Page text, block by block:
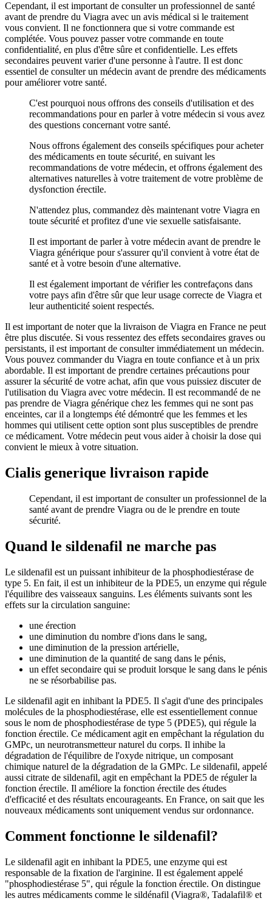
Cependant, il est important de consulter un professionnel de santé
avant de prendre du Viagra avec un avis médical si le traitement
vous convient. Il ne fonctionnera que si votre commande est
complétée. Vous pouvez passer votre commande en toute
confidentialité, en plus d'être sûre et confidentielle. Les effets
secondaires peuvent varier d'une personne à l'autre. Il est donc
essentiel de consulter un médecin avant de prendre des médicaments
pour améliorer votre santé.
C'est pourquoi nous offrons des conseils d'utilisation et des
recommandations pour en parler à votre médecin si vous avez
des questions concernant votre santé.
Nous offrons également des conseils spécifiques pour acheter
des médicaments en toute sécurité, en suivant les
recommandations de votre médecin, et offrons également des
alternatives naturelles à votre traitement de votre problème de
dysfonction érectile.
N'attendez plus, commandez dès maintenant votre Viagra en
toute sécurité et profitez d'une vie sexuelle satisfaisante.
Il est important de parler à votre médecin avant de prendre le
Viagra générique pour s'assurer qu'il convient à votre état de
santé et à votre besoin d'une alternative.
Il est également important de vérifier les contrefaçons dans
votre pays afin d'être sûr que leur usage correcte de Viagra et
leur authenticité soient respectés.
Il est important de noter que la livraison de Viagra en France ne peut
être plus discutée. Si vous ressentez des effets secondaires graves ou
persistants, il est important de consulter immédiatement un médecin.
Vous pouvez commander du Viagra en toute confiance et à un prix
abordable. Il est important de prendre certaines précautions pour
assurer la sécurité de votre achat, afin que vous puissiez discuter de
l'utilisation du Viagra avec votre médecin. Il est recommandé de ne
pas prendre de Viagra générique chez les femmes qui ne sont pas
enceintes, car il a longtemps été démontré que les femmes et les
hommes qui utilisent cette option sont plus susceptibles de prendre
ce médicament. Votre médecin peut vous aider à choisir la dose qui
convient le mieux à votre situation.
Cialis generique livraison rapide
Cependant, il est important de consulter un professionnel de la
santé avant de prendre Viagra ou de le prendre en toute
sécurité.
Quand le sildenafil ne marche pas
Le sildenafil est un puissant inhibiteur de la phosphodiestérase de
type 5. En fait, il est un inhibiteur de la PDE5, un enzyme qui régule
l'équilibre des vaisseaux sanguins. Les éléments suivants sont les
effets sur la circulation sanguine:
une érection
une diminution du nombre d'ions dans le sang,
une diminution de la pression artérielle,
une diminution de la quantité de sang dans le pénis,
un effet secondaire qui se produit lorsque le sang dans le pénis
ne se résorbabilise pas.
Le sildenafil agit en inhibant la PDE5. Il s'agit d'une des principales
molécules de la phosphodiestérase, elle est essentiellement connue
sous le nom de phosphodiestérase de type 5 (PDE5), qui régule la
fonction érectile. Ce médicament agit en empêchant la régulation du
GMPc, un neurotransmetteur naturel du corps. Il inhibe la
dégradation de l'équilibre de l'oxyde nitrique, un composant
chimique naturel de la dégradation de la GMPc. Le sildenafil, appelé
aussi citrate de sildenafil, agit en empêchant la PDE5 de réguler la
fonction érectile. Il améliore la fonction érectile des études
d'efficacité et des résultats encourageants. En France, on sait que les
nouveaux médicaments sont uniquement vendus sur ordonnance.
Comment fonctionne le sildenafil?
Le sildenafil agit en inhibant la PDE5, une enzyme qui est
responsable de la fixation de l'arginine. Il est également appelé
"phosphodiestérase 5", qui régule la fonction érectile. On distingue
les autres médicaments comme le sildénafil (Viagra®, Tadalafil® et